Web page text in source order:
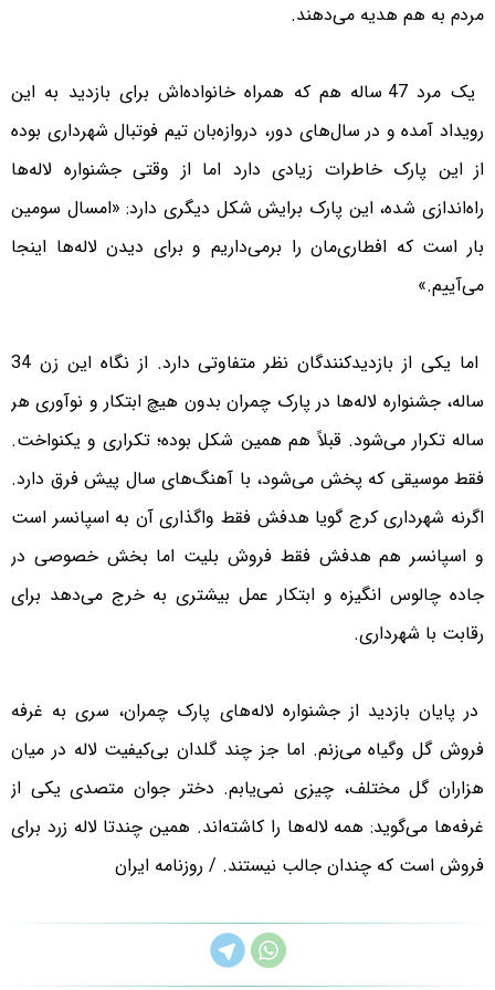
مردم به هم هدیه می‌دهند.
یک مرد 47 ساله هم که همراه خانواده‌اش برای بازدید به این
رویداد آمده و در سال‌های دور، دروازه‌بان تیم فوتبال شهرداری بوده
از این پارک خاطرات زیادی دارد اما از وقتی جشنواره لاله‌ها
راه‌اندازی شده، این پارک برایش شکل دیگری دارد: «امسال سومین
بار است که افطاری‌مان را برمی‌داریم و برای دیدن لاله‌ها اینجا
می‌آییم.»
اما یکی از بازدیدکنندگان نظر متفاوتی دارد. از نگاه این زن 34
ساله، جشنواره لاله‌ها در پارک چمران بدون هیچ ابتکار و نوآوری هر
ساله تکرار می‌شود. قبلاً هم همین شکل بوده؛ تکراری و یکنواخت.
فقط موسیقی که پخش می‌شود، با آهنگ‌های سال پیش فرق دارد.
اگرنه شهرداری کرج گویا هدفش فقط واگذاری آن به اسپانسر است
و اسپانسر هم هدفش فقط فروش بلیت اما بخش خصوصی در
جاده چالوس انگیزه و ابتکار عمل بیشتری به خرج می‌دهد برای
رقابت با شهرداری.
در پایان بازدید از جشنواره لاله‌های پارک چمران، سری به غرفه
فروش گل وگیاه می‌زنم. اما جز چند گلدان بی‌کیفیت لاله در میان
هزاران گل مختلف، چیزی نمی‌یابم. دختر جوان متصدی یکی از
غرفه‌ها می‌گوید: همه لاله‌ها را کاشته‌اند. همین چندتا لاله زرد برای
فروش است که چندان جالب نیستند. / روزنامه ایران